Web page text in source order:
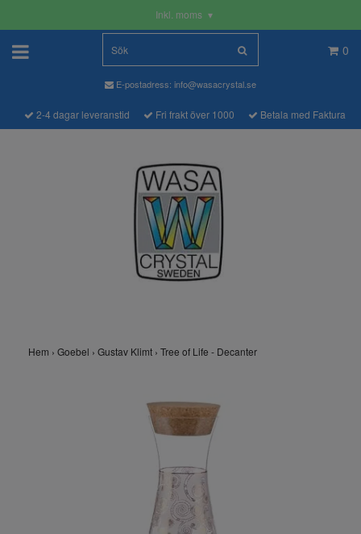
Inkl. moms ▾
0
E-postadress: info@wasacrystal.se
2-4 dagar leveranstid Fri frakt över 1000 Betala med Faktura
Hem › Goebel › Gustav Klimt › Tree of Life - Decanter